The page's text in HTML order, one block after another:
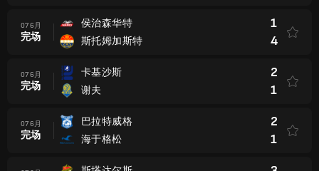
07 6月
完场
侯治森华特
斯托姆加斯特
1
4
07 6月
完场
卡基沙斯
谢夫
2
1
07 6月
完场
巴拉特威格
海于格松
2
1